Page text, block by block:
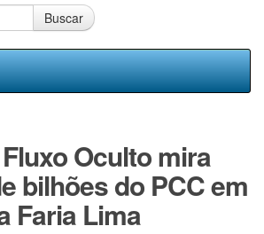
Buscar
Oculto mira
bilhões do PCC em
Faria Lima